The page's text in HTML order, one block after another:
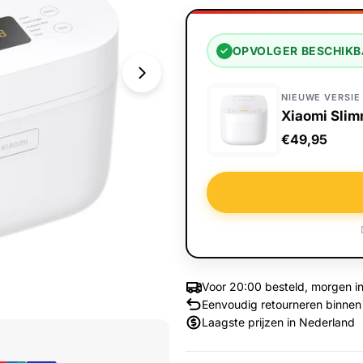
Media 1 openen in venster
✓ OPVOLGER
NIEUWE VERSIE
Xiaomi
€49,95
Voor 20:00 besteld, morgen
Eenvoudig retourneren
Laagste prijzen in Nederland